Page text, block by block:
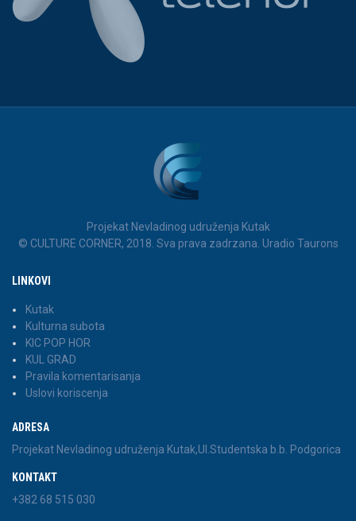
Projekat Nevladinog udruženja Kutak
© CULTURE CORNER, 2018. Sva prava zadrzana. Uradio Taurons
LINKOVI
Kutak
Kulturna subota
KIC POP HOR
KUL GRAD
Pravila komentarisanja
Uslovi koriscenja
ADRESA
Projekat Nevladinog udruženja Kutak,Ul.Studentska b.b. Podgorica
KONTAKT
+382 68 515 030